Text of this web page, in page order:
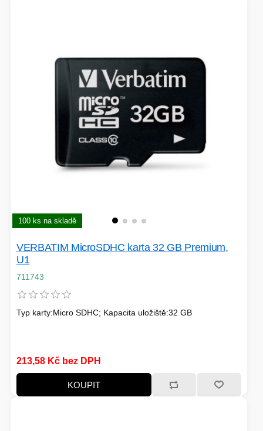
100 ks na skladě
VERBATIM MicroSDHC karta 32 GB Premium,
U1
711743
Typ karty:Micro SDHC; Kapacita uložiště:32 GB
213,58 Kč bez DPH
KOUPIT